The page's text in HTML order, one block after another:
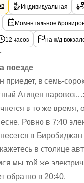
Индивидуальная
Моментальное
12 часов на ж/д
поезде
приедет, в семь-
Агицен
в то же время,
Ровно в 7:40
в
в столице
мы той же
обратно в 20:40.